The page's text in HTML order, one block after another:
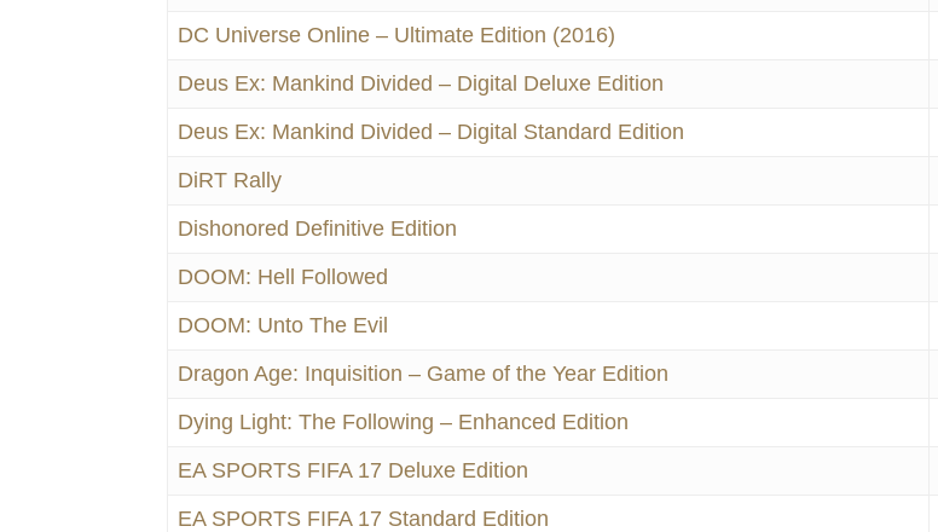
DC Universe Online – Ultimate Edition (2016)
Deus Ex: Mankind Divided – Digital Deluxe Edition
Deus Ex: Mankind Divided – Digital Standard Edition
DiRT Rally
Dishonored Definitive Edition
DOOM: Hell Followed
DOOM: Unto The Evil
Dragon Age: Inquisition – Game of the Year Edition
Dying Light: The Following – Enhanced Edition
EA SPORTS FIFA 17 Deluxe Edition
EA SPORTS FIFA 17 Standard Edition